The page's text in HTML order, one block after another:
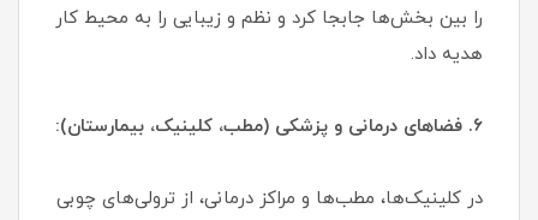
را بین بخش‌ها جابجا کرد و نظم و زیبایی را به محیط کار
هدیه داد.
۶. فضاهای درمانی و پزشکی (مطب، کلینیک، بیمارستان):
در کلینیک‌ها، مطب‌ها و مراکز درمانی، از ترولی‌های چوبی